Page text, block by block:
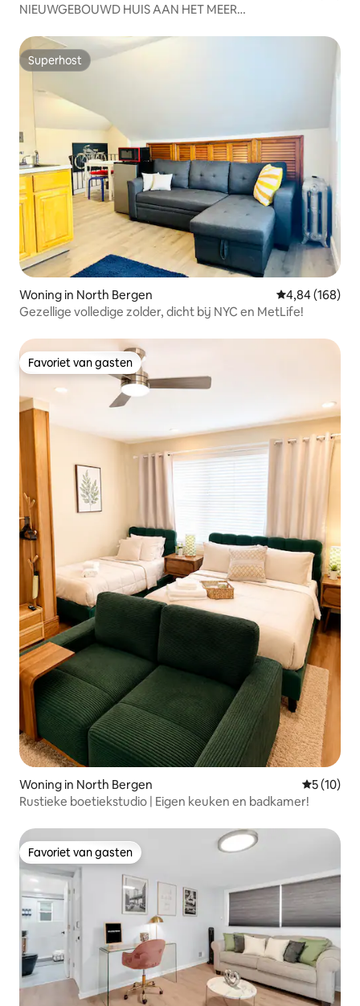
NIEUWGEBOUWD HUIS AAN HET MEER
Superhost
Superhost
Woning in North Bergen Gemiddelde
4,84 (168)
Gezellige volledige zolder, dicht bij NYC en MetLife!
Favoriet van gasten
Favoriet van gasten
Woning in North Bergen
5 (10)
Rustieke boetiekstudio | Eigen keuken en badkamer!
Favoriet van gasten
Favoriet van gasten